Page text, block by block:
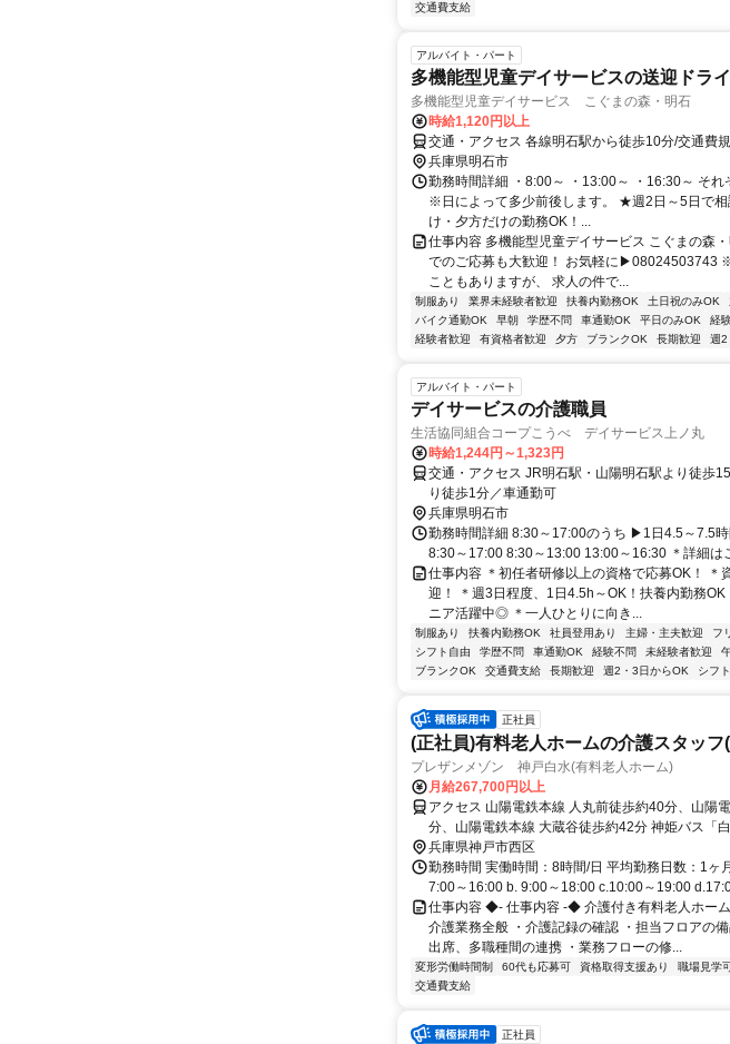
交通費支給
アルバイト・パート
多機能型児童デイサービスの送迎ドラ
多機能型児童デイサービス こぐまの森・明石
時給1,120円以上
交通・アクセス 各線明石駅から徒歩10分/交通費
兵庫県明石市
勤務時間詳細 ・8:00～ ・13:00～ ・16:30～ それ
※日によって多少前後します。 ★週2日～5日で
け・夕方だけの勤務OK！...
仕事内容 多機能型児童デイサービス こぐまの森
でのご応募も大歓迎！ お気軽に▶08024503743
こともありますが、 求人の件で...
制服あり 業界未経験者歓迎 扶養内勤務OK 土日祝のみOK
バイク通勤OK
早朝 学歴不問 車通勤OK 平日のみOK 経
経験者歓迎
有資格者歓迎 夕方 ブランクOK 長期歓迎 週2
アルバイト・パート
デイサービスの介護職員
生活協同組合コープこうべ デイサービス上ノ丸
時給1,244円～1,323円
交通・アクセス JR明石駅・山陽明石駅より徒歩
り徒歩1分／車通勤可
兵庫県明石市
勤務時間詳細 8:30～17:00のうち ▶1日4.5～7.5
8:30～17:00 8:30～13:00 13:00～16:30 ＊詳細は
仕事内容 ＊初任者研修以上の資格で応募OK！ ＊
迎！ ＊週3日程度、1日4.5h～OK！扶養内勤務
ニア活躍中◎ ＊一人ひとりに向き...
制服あり 扶養内勤務OK 社員登用あり 主婦・主夫歓迎 フ
シフト自由
学歴不問 車通勤OK 経験不問 未経験者歓迎
ブランクOK
交通費支給 長期歓迎 週2・3日からOK シフ
正社員
(正社員)有料老人ホームの介護スタッフ
プレザンメゾン 神戸白水(有料老人ホーム)
月給267,700円以上
アクセス 山陽電鉄本線 人丸前徒歩約40分、山陽
分、山陽電鉄本線 大蔵谷徒歩約42分 神姫バス「
分
兵庫県神戸市西区
勤務時間 実働時間：8時間/日 平均勤務日数：1ヶ
7:00～16:00 b. 9:00～18:00 c.10:00～19:00
仕事内容 ◆- 仕事内容 -◆ 介護付き有料老人ホー
介護業務全般 ・介護記録の確認 ・担当フロアの
出席、多職種間の連携 ・業務フローの修...
変形労働時間制 60代も応募可 資格取得支援あり 職場見学
交通費支給
正社員